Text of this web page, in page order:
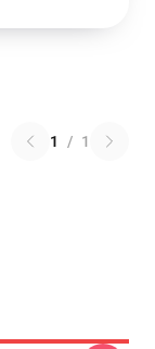
1 / 1